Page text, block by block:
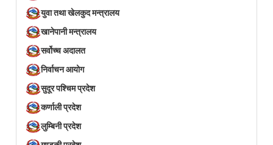
युवा तथा खेलकुद मन्त्रालय
खानेपानी मन्त्रालय
सर्वोच्च अदालत
निर्वाचन आयोग
सुदूर पश्चिम प्रदेश
कर्णाली प्रदेश
लुम्बिनी प्रदेश